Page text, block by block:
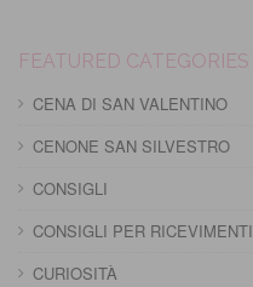
FEATURED CATEGORIES
CENA DI SAN VALENTINO
CENONE SAN SILVESTRO
CONSIGLI
CONSIGLI PER RICEVIMENTI
CURIOSITÀ